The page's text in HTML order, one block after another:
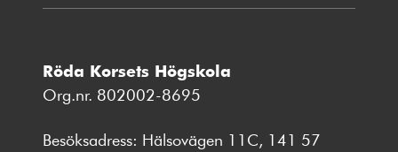
Röda Korsets Högskola
Org.nr. 802002-8695
Besöksadress: Hälsovägen 11C, 141 57